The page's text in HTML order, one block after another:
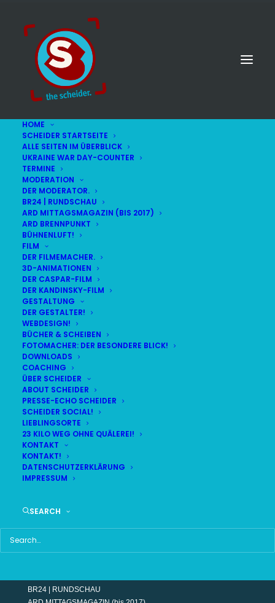
HOME
SCHEIDER STARTSEITE
ALLE SEITEN IM ÜBERBLICK
UKRAINE WAR DAY-COUNTER
TERMINE
MODERATION
DER MODERATOR.
BR24 | RUNDSCHAU
ARD MITTAGSMAGAZIN (BIS 2017)
ARD BRENNPUNKT
BÜHNENLUFT!
FILM
DER FILMEMACHER.
3D-ANIMATIONEN
DER CASPAR-FILM
DER KANDINSKY-FILM
GESTALTUNG
DER GESTALTER!
WEBDESIGN!
BÜCHER & SCHEIBEN
FOTOMACHER: DER BESONDERE BLICK!
DOWNLOADS
COACHING
ÜBER SCHEIDER
ABOUT SCHEIDER
PRESSE-ECHO SCHEIDER
SCHEIDER SOCIAL!
LIEBLINGSORTE
23 KILO WEG OHNE QUÄLEREI!
KONTAKT
KONTAKT!
DATENSCHUTZERKLÄRUNG
IMPRESSUM
SEARCH
© STEFAN SCHEIDER
LIVE(alle Termine
DEMNÄCHST:
FR
07
AUG
BR24 | 18.30 UHR
BR MÜNCHEN FREIMANN
HAUPTMENÜ
SCHEIDER STARTSEITE
UKRAINE WAR DAY-COUNTER
TERMINE
BR24 | RUNDSCHAU